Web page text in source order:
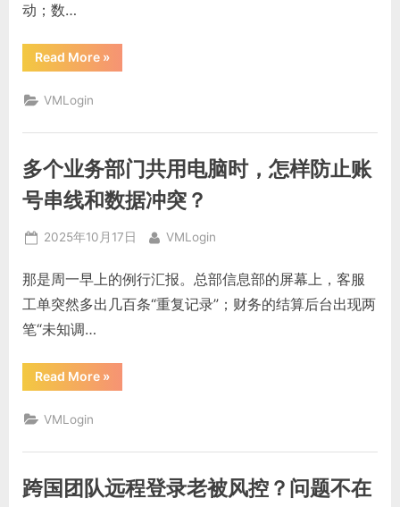
动；数…
Read More“社
媒
都
切
账
号
发
帖，
没
有
法
不
被
平
»
VMLogin
多个业务部门共用电脑时，怎样防止账
号串线和数据冲突？
Posted
2025年10月17日 By
VMLogin
那是周一早上的例行汇报。总部信息部的屏幕上，客服
工单突然多出几百条“重复记录”；财务的结算后台出现两
笔“未知调…
Read More“多
个
共
电
脑
时，
»
VMLogin
跨国团队远程登录老被风控？问题不在